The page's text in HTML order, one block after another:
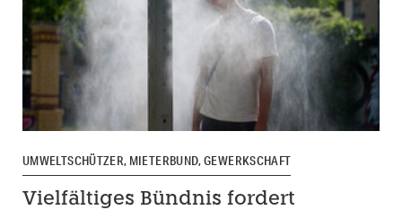
UMWELTSCHÜTZER, MIETERBUND, GEWERKSCHAFT
Vielfältiges Bündnis fordert